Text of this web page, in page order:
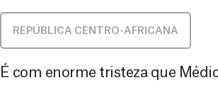
REPÚBLICA CENTRO-AFRICANA
É com enorme tristeza que